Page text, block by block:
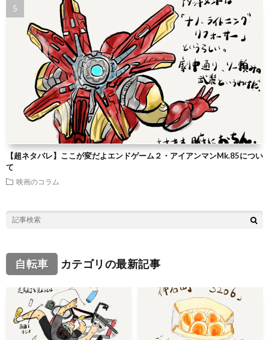
【超ネタバレ】ここが変だよエンドゲーム２・アイアンマンMk.85につい
て
映画のコラム
自転車 カテゴリの最新記事